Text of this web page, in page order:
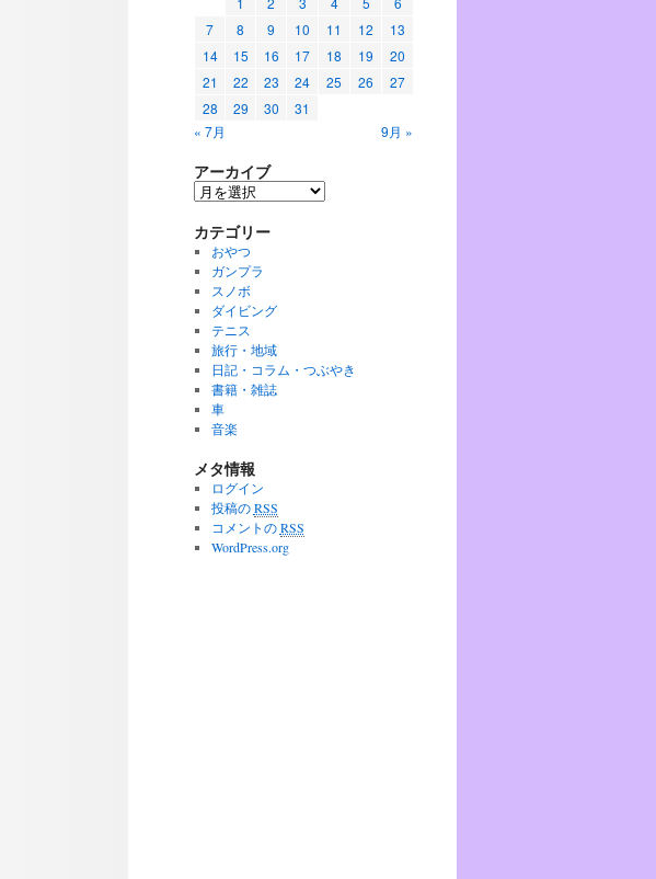
« 7月 9月 »
7
8 9 10 11 12
13
14
15 16 17 18 19
20
21
22 23 24 25 26
27
28
29 30 31
アーカイブ
ア
カ
イ
ブ
カテゴリー
おやつ
ガンプラ
スノボ
ダイビング
テニス
旅行・地域
日記・コラム・つぶやき
書籍・雑誌
車
音楽
メタ情報
ログイン
投稿のRSS
コメントのRSS
WordPress.org